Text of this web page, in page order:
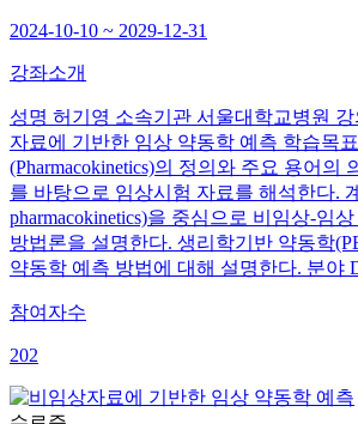
2024-10-10 ~ 2029-12-31
강좌소개
성명 허기영 소속기관 서울대학교병원
자료에 기반한 임상 약동학 예측 학습목
(Pharmacokinetics)의 정의와 주요 용어의
를 바탕으로 임상시험 자료를 해석한다.
pharmacokinetics)을 중심으로 비임상-임
방법론을 설명한다. 생리학기반 약동학
약동학 예측 방법에 대해 설명한다. 분야
참여자수
202